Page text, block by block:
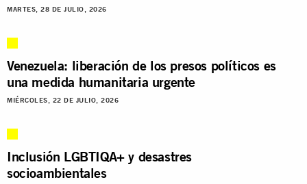
MARTES, 28 DE JULIO, 2026
Venezuela: liberación de los presos políticos es
una medida humanitaria urgente
MIÉRCOLES, 22 DE JULIO, 2026
Inclusión LGBTIQA+ y desastres
socioambientales